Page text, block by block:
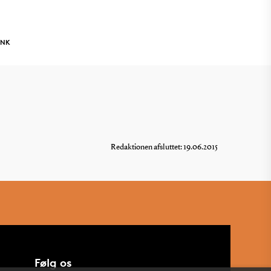
Redaktionen afsluttet: 19.06.2015
Følg os